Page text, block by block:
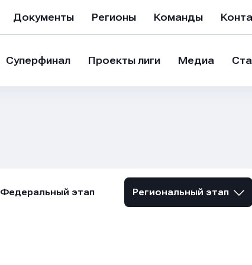
Документы Регионы Команды
Суперфинал Проекты лиги Медиа
Федеральный этап Региональный этап